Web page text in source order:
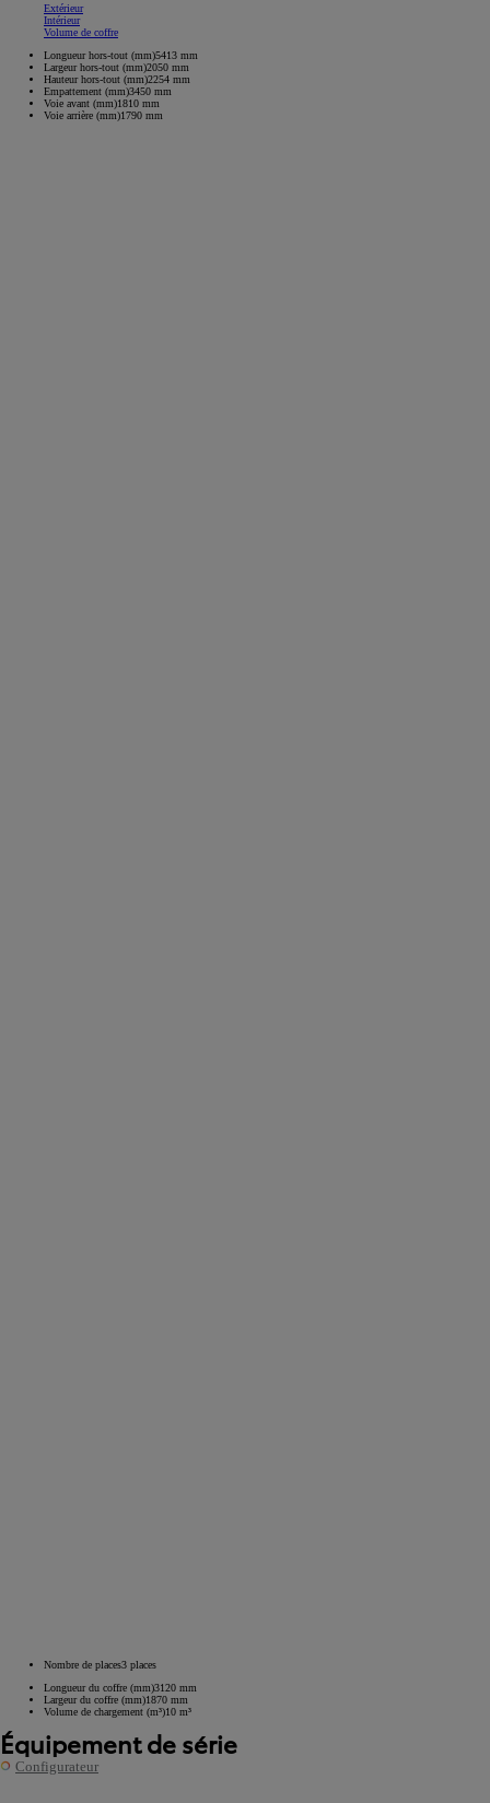
Extérieur
Intérieur
Volume de coffre
Longueur hors-tout (mm)5413 mm
Largeur hors-tout (mm)2050 mm
Hauteur hors-tout (mm)2254 mm
Empattement (mm)3450 mm
Voie avant (mm)1810 mm
Voie arrière (mm)1790 mm
Nombre de places3 places
Longueur du coffre (mm)3120 mm
Largeur du coffre (mm)1870 mm
Volume de chargement (m³)10 m³
Équipement de série
Configurateur